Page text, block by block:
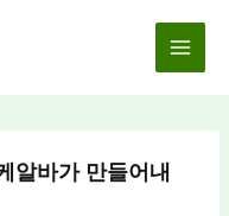
알바가 만들어내